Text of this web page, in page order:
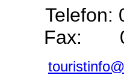
Telefon:
Fax: